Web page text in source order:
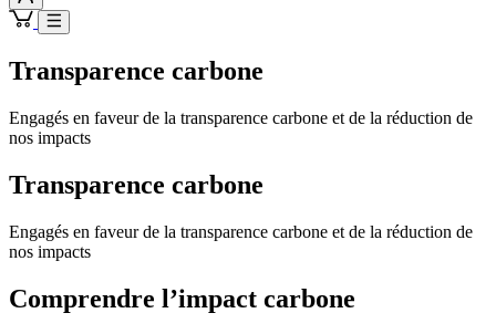
Transparence carbone
Engagés en faveur de la transparence carbone et de la réduction de
nos impacts
Transparence carbone
Engagés en faveur de la transparence carbone et de la réduction de
nos impacts
Comprendre l’impact carbone